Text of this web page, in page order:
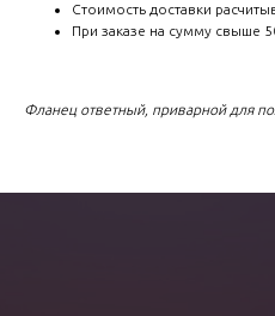
Стоимость доставки
При заказе на сумму свыше
Фланец ответный, приварной для